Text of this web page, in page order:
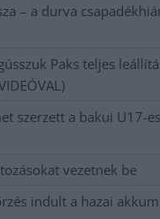
– a durva
Paks teljes
szerzett a bakui U17-
vezetnek be
indult a hazai